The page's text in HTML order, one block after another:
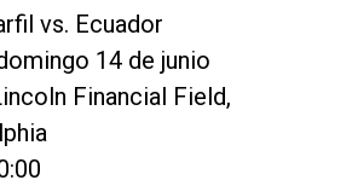
vs. Ecuador
14 de junio
Financial Field,